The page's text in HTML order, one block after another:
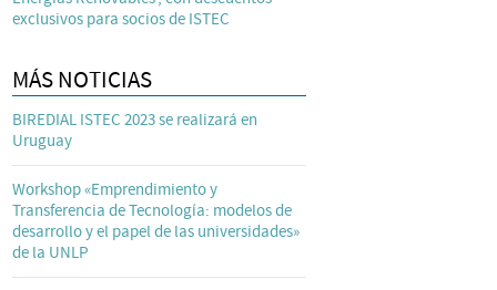
exclusivos para socios de ISTEC
MÁS NOTICIAS
BIREDIAL ISTEC 2023 se realizará en
Uruguay
Workshop «Emprendimiento y
Transferencia de Tecnología: modelos de
desarrollo y el papel de las universidades»
de la UNLP